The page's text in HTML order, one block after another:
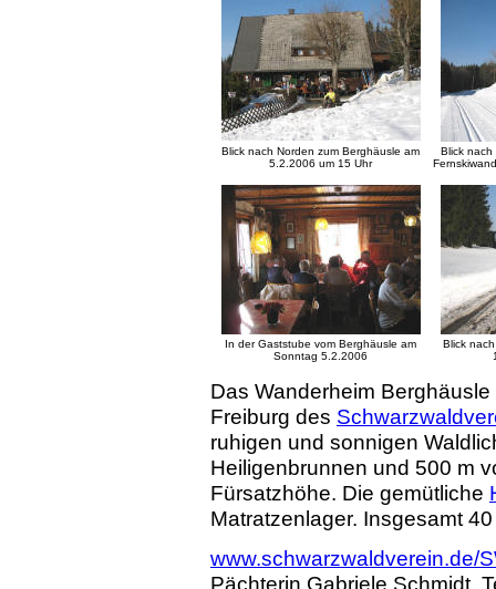
Blick nach Norden zum Berghäusle am
5.2.2006 um 15 Uhr
Blick nach
In der Gaststube vom Berghäusle am
Sonntag 5.2.2006
Blick
Das Wanderheim
Freiburg des
ruhigen und sonnigen
Heiligenbrunnen und 500 m
Fürsatzhöhe. Die gemütliche
Matratzenlager. Insgesamt
www.schwarzwaldverein.de/
Pächterin Gabriele Schmidt,